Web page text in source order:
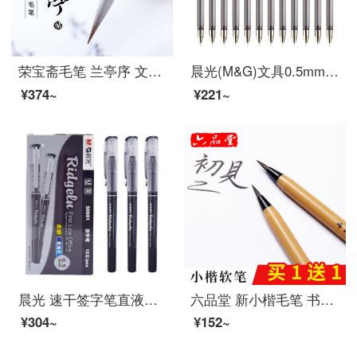
荣宝斋毛笔 兰亭序 文房四宝书法创作品专业人士进阶级书法笔碑帖临摹行书楷书毛笔字帖单支兼毫毛笔 兰亭序小号（单支）
¥374~
晨光(M&G)文具0.5mm黑色中性笔 全针管考试签字笔 水笔 12支/盒AGPA0406
¥221~
晨光 速干签字笔直液式走珠笔全针管水性笔笔芯学生考试笔 12支50901黑色0.5（适配替芯8001） /
¥304~
六品堂 新小楷毛笔 书法抄经钢笔式软笔小号毛笔练字软头笔可加墨毛笔 成人特细水性书画小楷软头秀丽笔 软笔1支【买1含1、买2共4支再含填充墨水30g】
¥152~